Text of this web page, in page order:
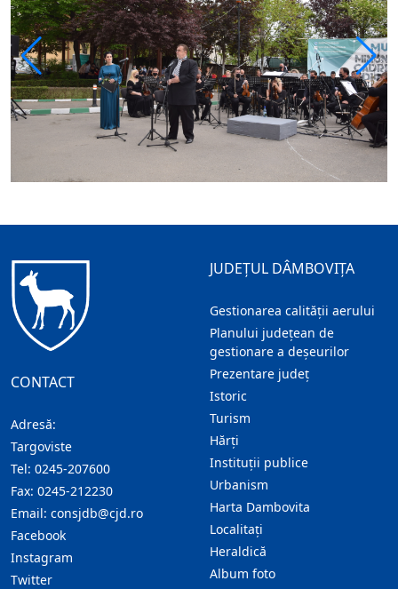
CONTACT
Adresă:
Targoviste
Tel: 0245-207600
Fax: 0245-212230
Email: consjdb@cjd.ro
Facebook
Instagram
Twitter
JUDEȚUL DÂMBOVIȚA
Gestionarea calității aerului
Planului județean de
gestionare a deșeurilor
Prezentare judeţ
Istoric
Turism
Hărţi
Instituţii publice
Urbanism
Harta Dambovita
Localitaţi
Heraldică
Album foto